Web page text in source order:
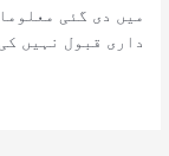
میں دی گئی
داری قبول نہیں